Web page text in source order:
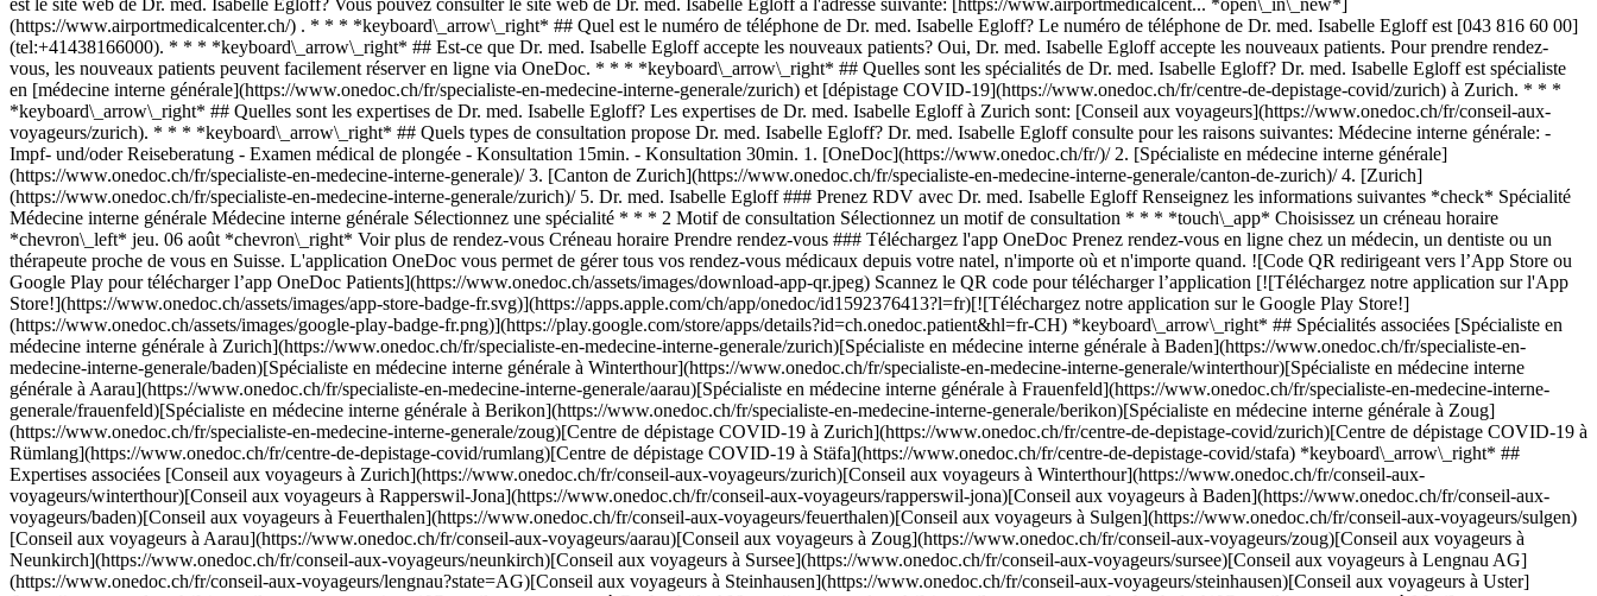
est le site web de Dr. med. Isabelle Egloff? Vous pouvez consulter le site web de Dr. med. Isabelle Egloff à l'adresse suivante: [https://www.airportmedicalcent... *open\_in\_new*]
(https://www.airportmedicalcenter.ch/) . * * * *keyboard\_arrow\_right* ## Quel est le numéro de téléphone de Dr. med. Isabelle Egloff? Le numéro de téléphone de Dr. med. Isabelle Egloff est [043 816 60 00]
(tel:+41438166000). * * * *keyboard\_arrow\_right* ## Est-ce que Dr. med. Isabelle Egloff accepte les nouveaux patients? Oui, Dr. med. Isabelle Egloff accepte les nouveaux patients. Pour prendre rendez-
vous, les nouveaux patients peuvent facilement réserver en ligne via OneDoc. * * * *keyboard\_arrow\_right* ## Quelles sont les spécialités de Dr. med. Isabelle Egloff? Dr. med. Isabelle Egloff est spécialiste
en [médecine interne générale](https://www.onedoc.ch/fr/specialiste-en-medecine-interne-generale/zurich) et [dépistage COVID-19](https://www.onedoc.ch/fr/centre-de-depistage-covid/zurich) à Zurich. * * *
*keyboard\_arrow\_right* ## Quelles sont les expertises de Dr. med. Isabelle Egloff? Les expertises de Dr. med. Isabelle Egloff à Zurich sont: [Conseil aux voyageurs](https://www.onedoc.ch/fr/conseil-aux-
voyageurs/zurich). * * * *keyboard\_arrow\_right* ## Quels types de consultation propose Dr. med. Isabelle Egloff? Dr. med. Isabelle Egloff consulte pour les raisons suivantes: Médecine interne générale: -
Impf- und/oder Reiseberatung - Examen médical de plongée - Konsultation 15min. - Konsultation 30min. 1. [OneDoc](https://www.onedoc.ch/fr/)/ 2. [Spécialiste en médecine interne générale](https://www.onedoc.ch/fr/specialiste-en-medecine-interne-generale)/ 3. [Canton de Zurich](https://www.onedoc.ch/fr/specialiste-en-medecine-interne-generale/canton-de-zurich)/ 4. [Zurich](https://www.onedoc.ch/fr/specialiste-en-medecine-interne-generale/zurich)/ 5. Dr. med. Isabelle Egloff ### Prenez RDV avec Dr. med. Isabelle Egloff Renseignez les informations suivantes *check* Spécialité Médecine interne générale Médecine interne générale Sélectionnez une spécialité * * * 2 Motif de consultation Sélectionnez un motif de consultation * * * *touch\_app* Choisissez un créneau horaire *chevron\_left* jeu. 06 août *chevron\_right* Voir plus de rendez-vous Créneau horaire Prendre rendez-vous ### Téléchargez l'app OneDoc Prenez rendez-vous en ligne chez un médecin, un dentiste ou un thérapeute proche de vous en Suisse. L'application OneDoc vous permet de gérer tous vos rendez-vous médicaux depuis votre natel, n'importe où et n'importe quand. ![Code QR redirigeant vers l’App Store ou Google Play pour télécharger l’app OneDoc Patients](https://www.onedoc.ch/assets/images/download-app-qr.jpeg) Scannez le QR code pour télécharger l’application [![Téléchargez notre application sur l'App Store!](https://www.onedoc.ch/assets/images/app-store-badge-fr.svg)](https://apps.apple.com/ch/app/onedoc/id1592376413?l=fr)[![Téléchargez notre application sur le Google Play Store!](https://www.onedoc.ch/assets/images/google-play-badge-fr.png)](https://play.google.com/store/apps/details?id=ch.onedoc.patient&hl=fr-CH) *keyboard\_arrow\_right* ## Spécialités associées [Spécialiste en médecine interne générale à Zurich](https://www.onedoc.ch/fr/specialiste-en-medecine-interne-generale/zurich)[Spécialiste en médecine interne générale à Baden](https://www.onedoc.ch/fr/specialiste-en-medecine-interne-generale/baden)[Spécialiste en médecine interne générale à Winterthour](https://www.onedoc.ch/fr/specialiste-en-medecine-interne-generale/winterthour)[Spécialiste en médecine interne générale à Aarau](https://www.onedoc.ch/fr/specialiste-en-medecine-interne-generale/aarau)[Spécialiste en médecine interne générale à Frauenfeld](https://www.onedoc.ch/fr/specialiste-en-medecine-interne-generale/frauenfeld)[Spécialiste en médecine interne générale à Berikon](https://www.onedoc.ch/fr/specialiste-en-medecine-interne-generale/berikon)[Spécialiste en médecine interne générale à Zoug](https://www.onedoc.ch/fr/specialiste-en-medecine-interne-generale/zoug)[Centre de dépistage COVID-19 à Zurich](https://www.onedoc.ch/fr/centre-de-depistage-covid/zurich)[Centre de dépistage COVID-19 à Rümlang](https://www.onedoc.ch/fr/centre-de-depistage-covid/rumlang)[Centre de dépistage COVID-19 à Stäfa](https://www.onedoc.ch/fr/centre-de-depistage-covid/stafa) *keyboard\_arrow\_right* ## Expertises associées [Conseil aux voyageurs à Zurich](https://www.onedoc.ch/fr/conseil-aux-voyageurs/zurich)[Conseil aux voyageurs à Winterthour](https://www.onedoc.ch/fr/conseil-aux-voyageurs/winterthour)[Conseil aux voyageurs à Rapperswil-Jona](https://www.onedoc.ch/fr/conseil-aux-voyageurs/rapperswil-jona)[Conseil aux voyageurs à Baden](https://www.onedoc.ch/fr/conseil-aux-voyageurs/baden)[Conseil aux voyageurs à Feuerthalen](https://www.onedoc.ch/fr/conseil-aux-voyageurs/feuerthalen)[Conseil aux voyageurs à Sulgen](https://www.onedoc.ch/fr/conseil-aux-voyageurs/sulgen)[Conseil aux voyageurs à Aarau](https://www.onedoc.ch/fr/conseil-aux-voyageurs/aarau)[Conseil aux voyageurs à Zoug](https://www.onedoc.ch/fr/conseil-aux-voyageurs/zoug)[Conseil aux voyageurs à Neunkirch](https://www.onedoc.ch/fr/conseil-aux-voyageurs/neunkirch)[Conseil aux voyageurs à Sursee](https://www.onedoc.ch/fr/conseil-aux-voyageurs/sursee)[Conseil aux voyageurs à Lengnau AG](https://www.onedoc.ch/fr/conseil-aux-voyageurs/lengnau?state=AG)[Conseil aux voyageurs à Steinhausen](https://www.onedoc.ch/fr/conseil-aux-voyageurs/steinhausen)[Conseil aux voyageurs à Uster](https://www.onedoc.ch/fr/conseil-aux-voyageurs/uster)[Conseil aux voyageurs à Bachenbülach](https://www.onedoc.ch/fr/conseil-aux-voyageurs/bachenbulach)[Conseil aux voyageurs à Muri](https://www.onedoc.ch/fr/conseil-aux-voyageurs/muri)[Conseil aux voyageurs à Pfäffikon SZ](https://www.onedoc.ch/fr/conseil-aux-voyageurs/pfaffikon?state=SZ)[Conseil aux voyageurs à Niederhasli](https://www.onedoc.ch/fr/conseil-aux-voyageurs/niederhasli)[Conseil aux voyageurs à Lufingen](https://www.onedoc.ch/fr/conseil-aux-voyageurs/lufingen)[Conseil aux voyageurs à Pfäffikon ZH](https://www.onedoc.ch/fr/conseil-aux-voyageurs/pfaffikon?state=ZH)[Conseil aux voyageurs à Regensdorf](https://www.onedoc.ch/fr/conseil-aux-voyageurs/regensdorf)[Conseil aux voyageurs à Schlieren](https://www.onedoc.ch/fr/conseil-aux-voyageurs/schlieren) *keyboard\_arrow\_right* ## Recherches fréquentes [Spécialiste en médecine interne générale à Zurich](https://www.onedoc.ch/fr/specialiste-en-medecine-interne-generale/zurich)[Gynécologue obstétricien à Zurich](https://www.onedoc.ch/fr/gynecologue-obstetricien/zurich)[Ophtalmologue à Zurich](https://www.onedoc.ch/fr/ophtalmologue/zurich)[Masseur classique à Zurich](https://www.onedoc.ch/fr/masseur-classique/zurich)[Physiothérapeute à Zurich](https://www.onedoc.ch/fr/physiotherapeute/zurich)[Médecin généraliste à Zurich](https://www.onedoc.ch/fr/medecin-generaliste/zurich)[Dermatologue à Zurich](https://www.onedoc.ch/fr/dermatologue/zurich)[Spécialiste en médecine esthétique à Zurich](https://www.onedoc.ch/fr/specialiste-en-medecine-esthetique/zurich)[Centre de vaccination à Zurich](https://www.onedoc.ch/fr/centre-de-vaccination/zurich)[Réflexologue à Zurich](https://www.onedoc.ch/fr/reflexologue/zurich)[Physiothérapeute à Winterthour](https://www.onedoc.ch/fr/physiotherapeute/winterthour)[Masseur médical à Zurich](https://www.onedoc.ch/fr/masseur-medical/zurich)[Ostéopathe à Zurich](https://www.onedoc.ch/fr/osteopathe/zurich)[Gastro-entérologue à Zurich](https://www.onedoc.ch/fr/gastro-enterologue/zurich)[Médecin généraliste à Winterthour](https://www.onedoc.ch/fr/medecin-generaliste/winterthour)[Neurologue à Zurich](https://www.onedoc.ch/fr/neurologue/zurich)[Médecin-dentiste à Zurich](https://www.onedoc.ch/fr/medecin-dentiste/zurich)[Naturopathe MCO/TEN à Zurich](https://www.onedoc.ch/fr/naturopathe-mco-ten/zurich)[Prestations de santé en pharmacie à Zurich](https://www.onedoc.ch/fr/prestations-de-sante-en-pharmacie/zurich)[Cardiologue à Zurich](https://www.onedoc.ch/fr/cardiologue/zurich)[Gynécologue obstétricien à Aarau](https://www.onedoc.ch/fr/gynecologue-obstetricien/aarau) *keyboard\_arrow\_right* ## Annuaire des professionnels de santé suisses [Liste des praticiens](https://www.onedoc.ch/fr/annuaire) [A](https://www.onedoc.ch/fr/annuaire/A) [B](https://www.onedoc.ch/fr/annuaire/B) [C](https://www.onedoc.ch/fr/annuaire/C) [D](https://www.onedoc.ch/fr/annuaire/D) [E](https://www.onedoc.ch/fr/annuaire/E) [F](https://www.onedoc.ch/fr/annuaire/F) [G](https://www.onedoc.ch/fr/annuaire/G) [H](https://www.onedoc.ch/fr/annuaire/H) [I](https://www.onedoc.ch/fr/annuaire/I) [J](https://www.onedoc.ch/fr/annuaire/J) [K](https://www.onedoc.ch/fr/annuaire/K) [L](https://www.onedoc.ch/fr/annuaire/L) [M](https://www.onedoc.ch/fr/annuaire/M) [N](https://www.onedoc.ch/fr/annuaire/N) [O](https://www.onedoc.ch/fr/annuaire/O) [P](https://www.onedoc.ch/fr/annuaire/P) [Q](https://www.onedoc.ch/fr/annuaire/Q) [R](https://www.onedoc.ch/fr/annuaire/R) [S](https://www.onedoc.ch/fr/annuaire/S) [T](https://www.onedoc.ch/fr/annuaire/T) [U](https://www.onedoc.ch/fr/annuaire/U) [V](https://www.onedoc.ch/fr/annuaire/V) [W](https://www.onedoc.ch/fr/annuaire/W) [X](https://www.onedoc.ch/fr/annuaire/X) [Y](https://www.onedoc.ch/fr/annuaire/Y) [Z](https://www.onedoc.ch/fr/annuaire/Z) ## OneDoc [Pour les professionnels de santé](https://info.onedoc.ch/fr/) [À propos de nous](https://info.onedoc.ch/fr/raison-d-etre/) [Presse](https://info.onedoc.ch/fr/presse/) [Carrières](https://career.onedoc.ch/fr) [Centre de confidentialité](https://privacy.onedoc.ch/fr/) [Gestion des cookies](javascript:Didomi.preferences.show%28%29) [Centre d'aide](https://help.onedoc.ch/fr/) ## Langues [Deutsch](https://www.onedoc.ch/de/facharztin-fur-allgemeine-innere-medizin/zurich/pbkry/dr-med-isabelle-egloff) [Français](https://www.onedoc.ch/fr/specialiste-en-medecine-interne-generale/zurich/pbkry/dr-med-isabelle-egloff) [Italiano](https://www.onedoc.ch/it/specialista-in-medicina-interna-generale/zurigo/pbkry/dr-med-isabelle-egloff) [English](https://www.onedoc.ch/en/specialist-in-general-internal-medicine/zurich/pbkry/dr-med-isabelle-egloff) ## Spécialités associées [Spécialiste en médecine interne générale à Zurich](https://www.onedoc.ch/fr/specialiste-en-medecine-interne-generale/zurich) [Spécialiste en médecine interne générale à Baden](https://www.onedoc.ch/fr/specialiste-en-medecine-interne-generale/baden) [Spécialiste en médecine interne générale à Winterthour](https://www.onedoc.ch/fr/specialiste-en-medecine-interne-generale/winterthour) [Spécialiste en médecine interne générale à Aarau](https://www.onedoc.ch/fr/specialiste-en-medecine-interne-generale/aarau) [Spécialiste en médecine interne générale à Frauenfeld](https://www.onedoc.ch/fr/specialiste-en-medecine-interne-generale/frauenfeld) [Spécialiste en médecine interne générale à Berikon](https://www.onedoc.ch/fr/specialiste-en-medecine-interne-generale/berikon) [Spécialiste en médecine interne générale à Zoug](https://www.onedoc.ch/fr/specialiste-en-medecine-interne-generale/zoug) [Centre de dépistage COVID-19 à Zurich](https://www.onedoc.ch/fr/centre-de-depistage-covid/zurich) [Centre de dépistage COVID-19 à Rümlang](https://www.onedoc.ch/fr/centre-de-depistage-covid/rumlang) [Centre de dépistage COVID-19 à Stäfa](https://www.onedoc.ch/fr/centre-de-depistage-covid/s